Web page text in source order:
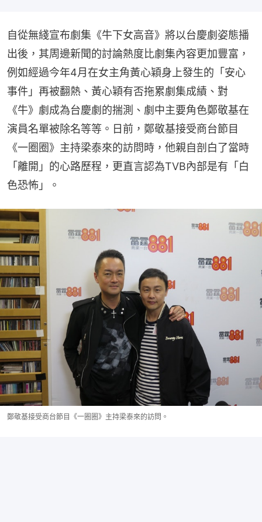
自從無綫宣布劇集《牛下女高音》將以台慶劇姿態播
出後，其周邊新聞的討論熱度比劇集內容更加豐富，
例如經過今年4月在女主角黃心穎身上發生的「安心
事件」再被翻熱、黃心穎有否拖累劇集成績、對
《牛》劇成為台慶劇的揣測、劇中主要角色鄭敬基在
演員名單被除名等等。日前，鄭敬基接受商台節目
《一圈圈》主持梁泰來的訪問時，他親自剖白了當時
「離開」的心路歷程，更直言認為TVB內部是有「白
色恐怖」。
鄭敬基接受商台節目《一圈圈》主持梁泰來的訪問。